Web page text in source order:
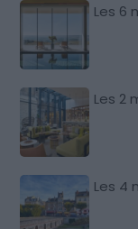
Les 6
Les 2
Les 4